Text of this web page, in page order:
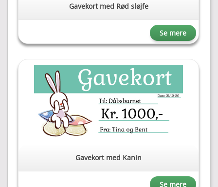
Gavekort med Rød sløjfe
Se mere
Gavekort med Kanin
Se mere